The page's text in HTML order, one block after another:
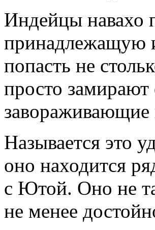
Индейцы навахо
принадлежащую
попасть не
просто замирают
завораживающие
Называется это
оно находится
с Ютой. Оно не
не менее